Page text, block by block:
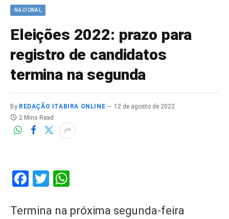
NACIONAL
Eleições 2022: prazo para
registro de candidatos
termina na segunda
By REDAÇÃO ITABIRA ONLINE
12 de agosto de 2022
2 Mins Read
Facebook
Twitter
Termina na próxima segunda-feira